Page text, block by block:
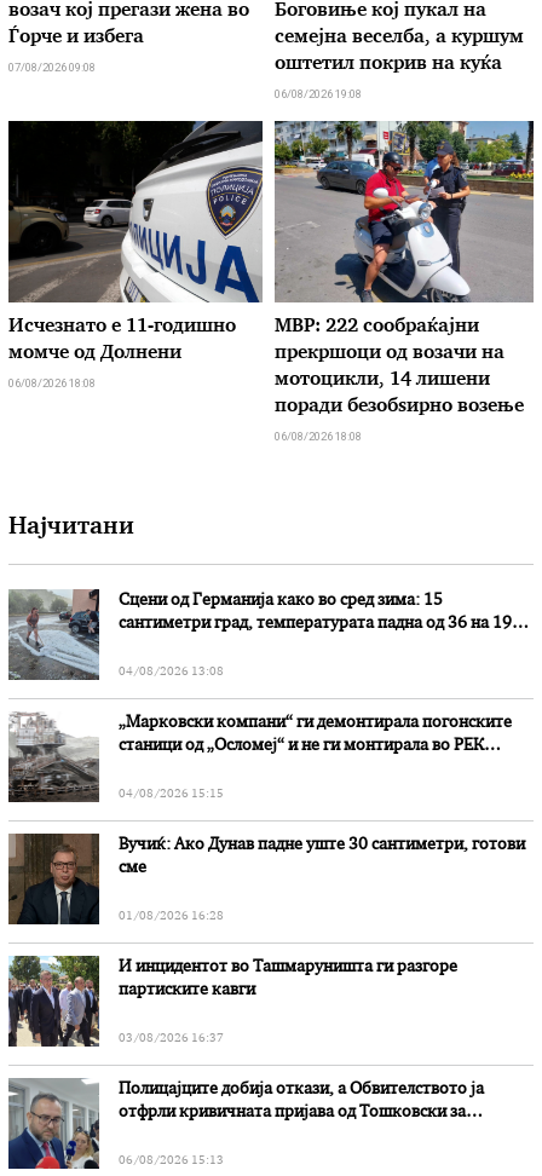
возач кој прегази жена во
Ѓорче и избега
07/08/2026 09:08
Боговиње кој пукал на
семејна веселба, а куршум
оштетил покрив на куќа
06/08/2026 19:08
Исчезнато е 11-годишно
момче од Долнени
06/08/2026 18:08
МВР: 222 сообраќајни
прекршоци од возачи на
мотоцикли, 14 лишени
поради безобѕирно возење
06/08/2026 18:08
Најчитани
Сцени од Германија како во сред зима: 15
сантиметри град, температурата падна од 36 на 19
04/08/2026 13:08
„Марковски компани“ ги демонтирала погонските
станици од „Осломеј“ и не ги монтирала во РЕК
04/08/2026 15:15
Вучиќ: Ако Дунав падне уште 30 сантиметри, готови
сме
01/08/2026 16:28
И инцидентот во Ташмаруништa ги разгоре
партиските кавги
03/08/2026 16:37
Полицајците добија откази, а Обвителството ја
отфрли кривичната пријава од Тошковски за
06/08/2026 15:13